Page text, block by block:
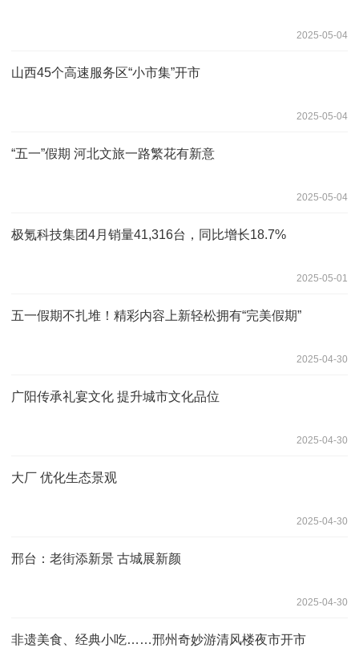
2025-05-04
山西45个高速服务区“小市集”开市
2025-05-04
“五一”假期 河北文旅一路繁花有新意
2025-05-04
极氪科技集团4月销量41,316台，同比增长18.7%
2025-05-01
五一假期不扎堆！精彩内容上新轻松拥有“完美假期”
2025-04-30
广阳传承礼宴文化 提升城市文化品位
2025-04-30
大厂 优化生态景观
2025-04-30
邢台：老街添新景 古城展新颜
2025-04-30
非遗美食、经典小吃……邢州奇妙游清风楼夜市开市